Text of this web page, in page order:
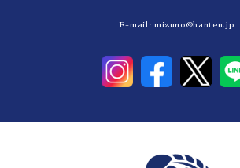
E-mail: mizuno@hanten.jp